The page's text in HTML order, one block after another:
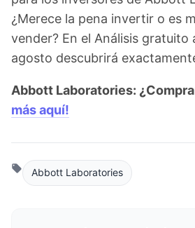
¿Merece la pena invertir o es
vender? En el Análisis gratuito
agosto descubrirá
Abbott Laboratories:
más aquí!
Abbott Laboratories